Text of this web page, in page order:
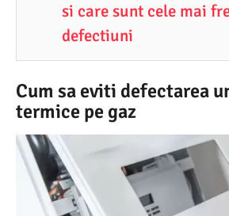
si care sunt cele mai
defectiuni
Cum sa eviti defectarea
termice pe gaz